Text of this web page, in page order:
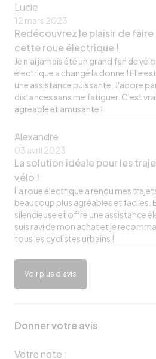
Lucie
12 mars 2023
Redécouvrez le plaisir de
cette roue électrique !
Je n'ai jamais été un grand fan de
électrique a changé la donne ! Elle
une assistance puissante. J'adore
distances sans me fatiguer. C'est
agréable et amusante !
Alexandre
03 avril 2023
La solution idéale pour les
vélo !
La roue électrique a rendu mes
beaucoup plus agréables et faciles.
silencieuse et offre une assistance
suis ravi de mon achat et je
tous les cyclistes urbains !
Voir plus d'avis
Donner votre avis
Votre note :